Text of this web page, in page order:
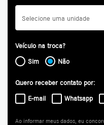
Selecione uma unidade
Veículo na troca?
Sim
Não
Quero receber contato por:
E-mail
Whatsapp
Ao informar meus dados, eu